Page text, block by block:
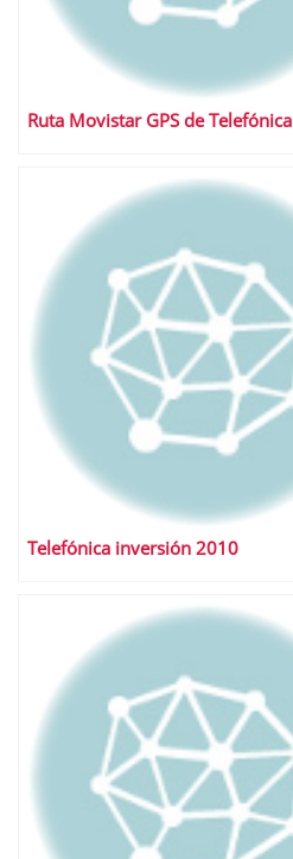
Ruta Movistar GPS de Telefónica
Telefónica inversión 2010